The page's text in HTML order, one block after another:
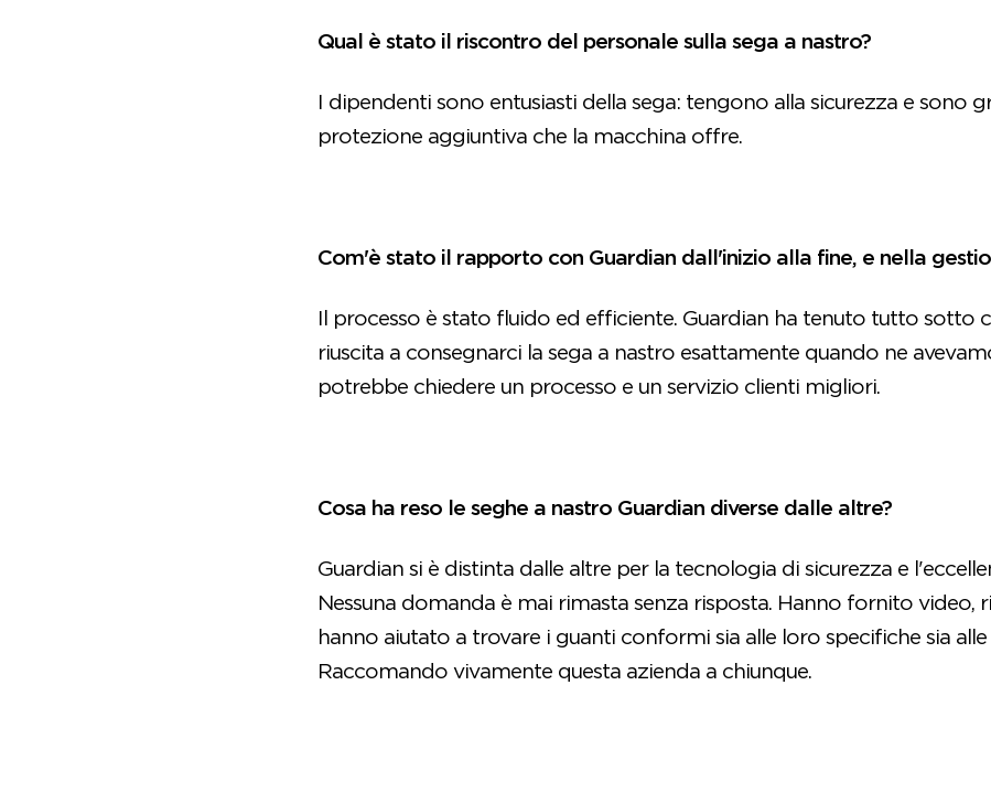
Qual è stato il riscontro del personale sulla sega a nastro?
I dipendenti sono entusiasti della sega: tengono alla sicurezza e sono
protezione aggiuntiva che la macchina offre.
Com'è stato il rapporto con Guardian dall'inizio alla fine, e nella
Il processo è stato fluido ed efficiente. Guardian ha tenuto tutto sotto
riuscita a consegnarci la sega a nastro esattamente quando ne
potrebbe chiedere un processo e un servizio clienti migliori.
Cosa ha reso le seghe a nastro Guardian diverse dalle altre?
Guardian si è distinta dalle altre per la tecnologia di sicurezza e
Nessuna domanda è mai rimasta senza risposta. Hanno fornito video,
hanno aiutato a trovare i guanti conformi sia alle loro specifiche sia alle
Raccomando vivamente questa azienda a chiunque.